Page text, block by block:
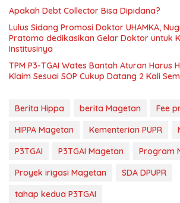
Apakah Debt Collector Bisa Dipidana?
Lulus Sidang Promosi Doktor UHAMKA,
Pratomo dedikasikan Gelar Doktor untuk
Institusinya
TPM P3-TGAI Wates Bantah Aturan Harus
Klaim Sesuai SOP Cukup Datang 2 Kali
Berita Hippa berita Magetan Fee
HIPPA Magetan
Kementerian PUPR
P3TGAI
P3TGAI Magetan
Program
Proyek irigasi Magetan
SDA DPUPR
tahap kedua P3TGAI